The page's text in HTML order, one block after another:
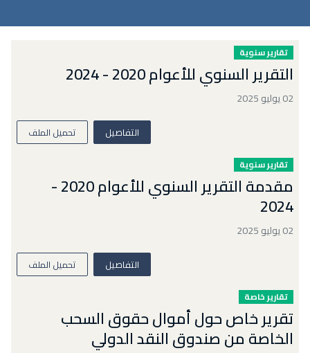
تقارير سنوية
التقرير السنوي للأعوام 2020 - 2024
02 يوليو 2025
التفاصيل تحميل الملف
تقارير سنوية
مقدمة التقرير السنوي للأعوام 2020 -
2024
02 يوليو 2025
التفاصيل تحميل الملف
تقارير خاصة
تقرير خاص حول أموال حقوق السحب
الخاصة من صندوق النقد الدولي